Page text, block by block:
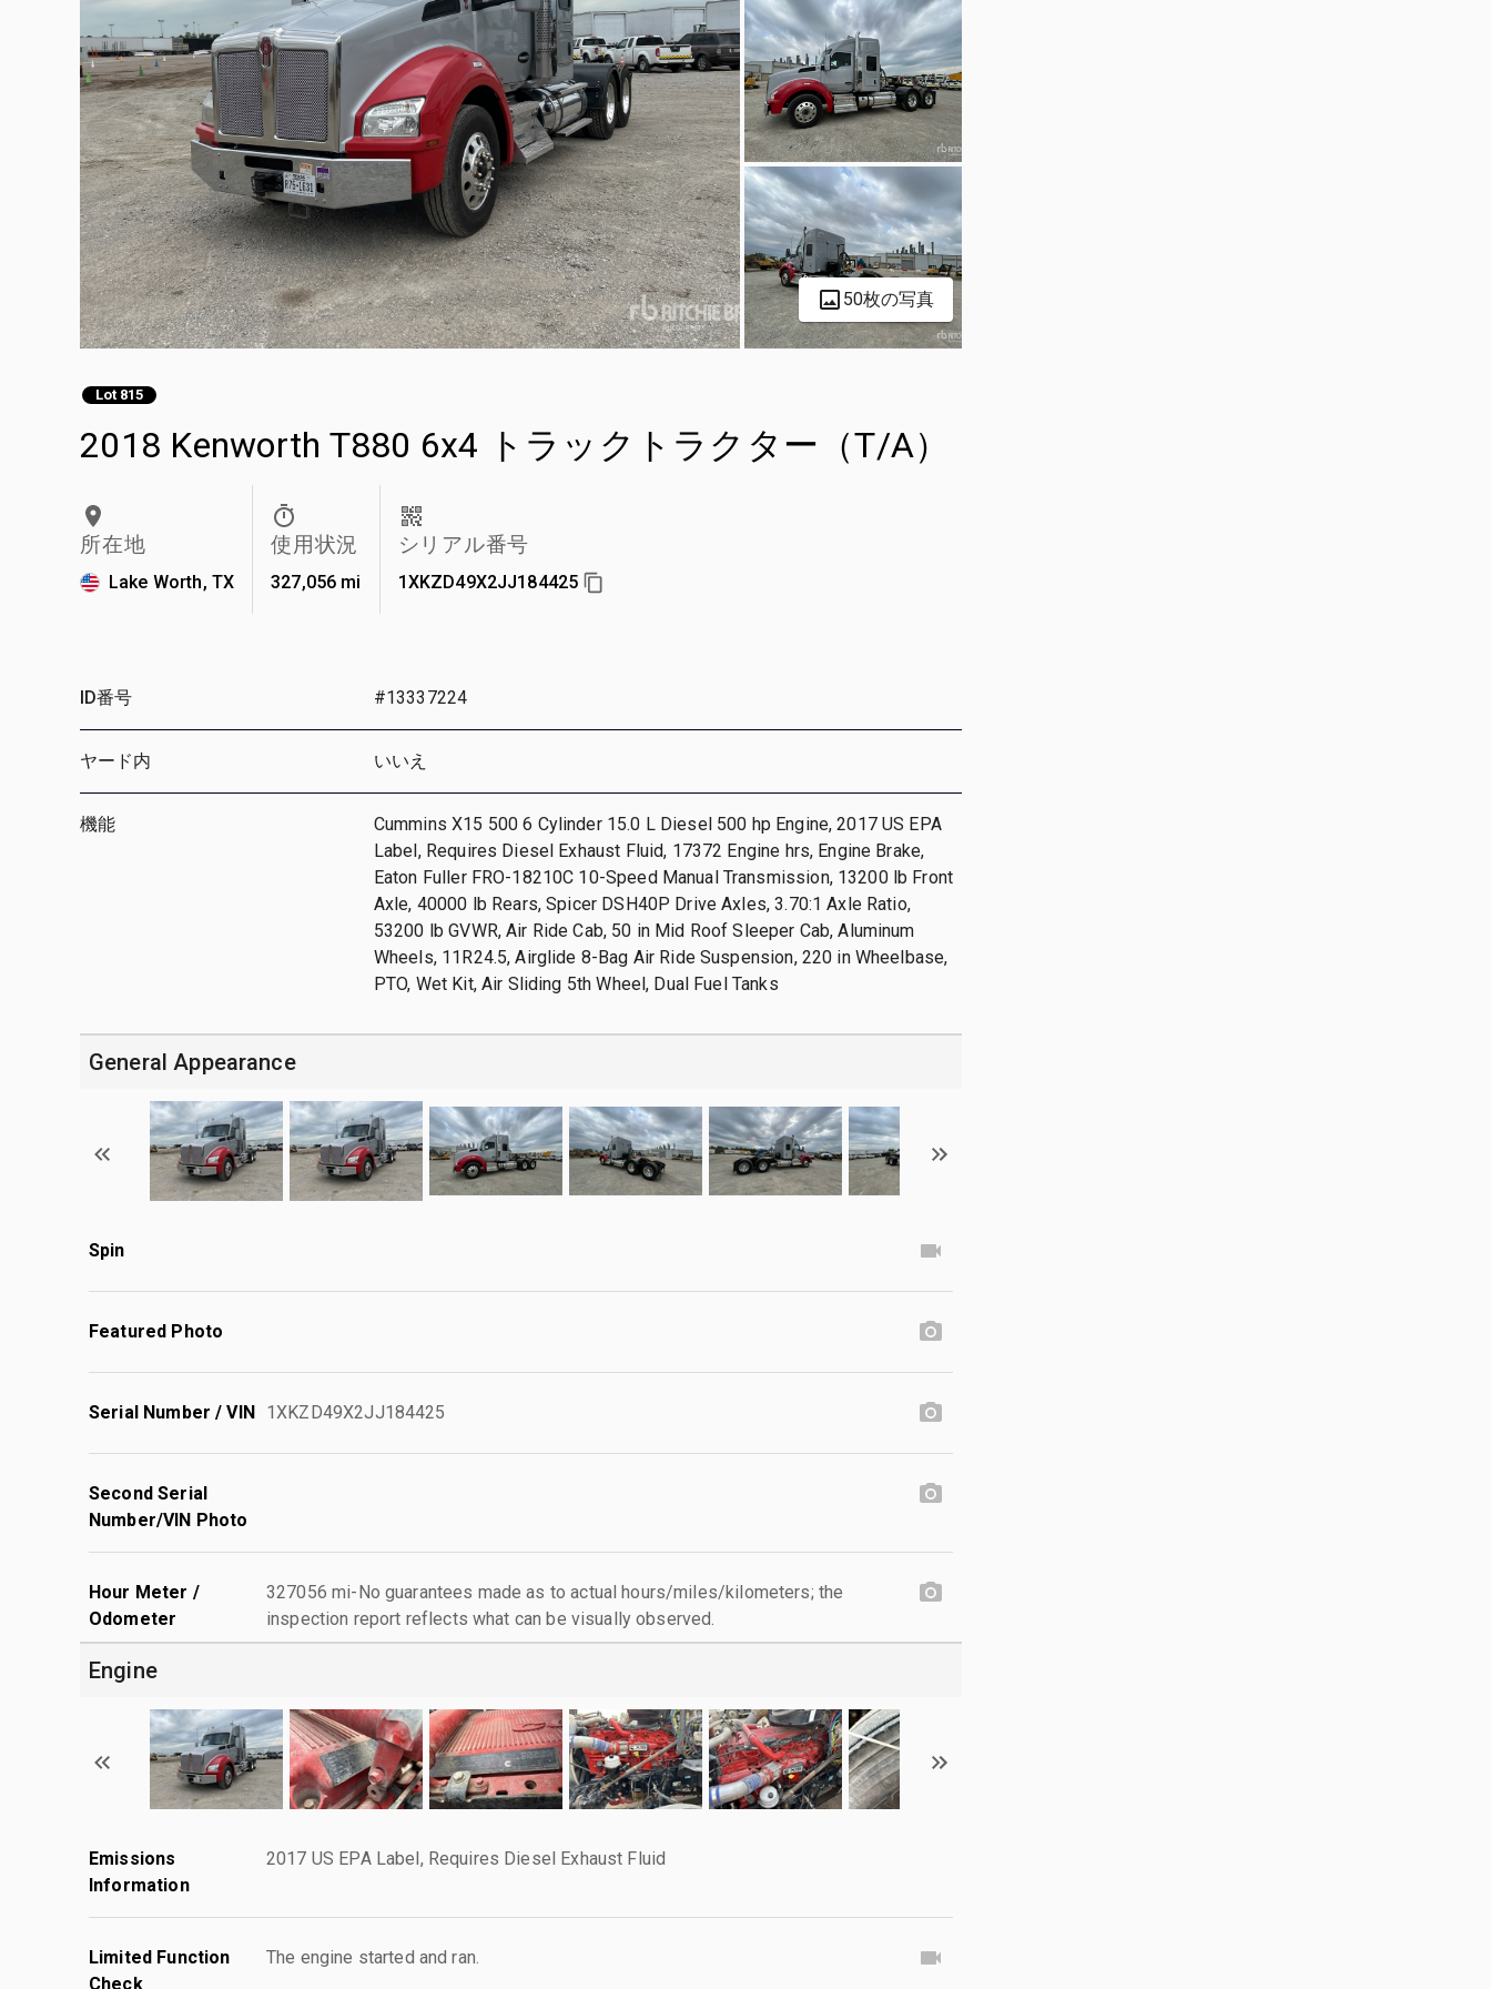
50枚の写真
Lot 815
2018 Kenworth T880 6x4 トラックトラクター（T/A）
所在地
Lake Worth, TX
使用状況
327,056 mi
シリアル番号
1XKZD49X2JJ184425
ID番号 #13337224
ヤード内 いいえ
機能
Cummins X15 500 6 Cylinder 15.0 L Diesel 500 hp Engine, 2017 US EPA
Label, Requires Diesel Exhaust Fluid, 17372 Engine hrs, Engine Brake,
Eaton Fuller FRO-18210C 10-Speed Manual Transmission, 13200 lb Front
Axle, 40000 lb Rears, Spicer DSH40P Drive Axles, 3.70:1 Axle Ratio,
53200 lb GVWR, Air Ride Cab, 50 in Mid Roof Sleeper Cab, Aluminum
Wheels, 11R24.5, Airglide 8-Bag Air Ride Suspension, 220 in Wheelbase,
PTO, Wet Kit, Air Sliding 5th Wheel, Dual Fuel Tanks
General Appearance
Spin
Featured Photo
Serial Number / VIN 1XKZD49X2JJ184425
Second Serial
Number/VIN Photo
Hour Meter /
Odometer
327056 mi-No guarantees made as to actual hours/miles/kilometers; the
inspection report reflects what can be visually observed.
Engine
Emissions
Information
2017 US EPA Label, Requires Diesel Exhaust Fluid
Limited Function
Check
The engine started and ran.